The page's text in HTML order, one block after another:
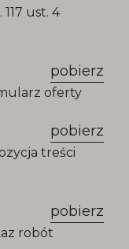
ust. 4
pobierz
oferty
pobierz
treści
pobierz
robót